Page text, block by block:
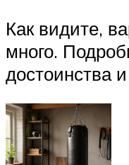
Как видите,
много.
достоинства